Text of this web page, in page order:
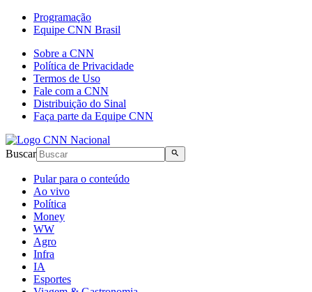
Programação
Equipe CNN Brasil
Sobre a CNN
Política de Privacidade
Termos de Uso
Fale com a CNN
Distribuição do Sinal
Faça parte da Equipe CNN
Buscar
Pular para o conteúdo
Ao vivo
Política
Money
WW
Agro
Infra
IA
Esportes